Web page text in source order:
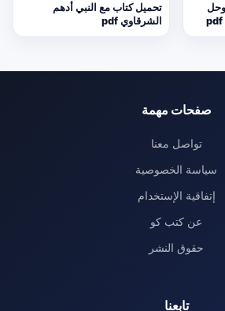
تحميل كتاب مع النبي أدهم
الشرقاوي pdf
صفحات مهمة
تواصل معنا
سياسة الخصوصية
إتفاقية الإستخدام
عن كتب كو
حقوق النشر
تابعنا